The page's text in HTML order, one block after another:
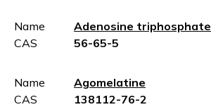
Name
Adenosine triphosphate
CAS
56-65-5
Name
Agomelatine
CAS
138112-76-2